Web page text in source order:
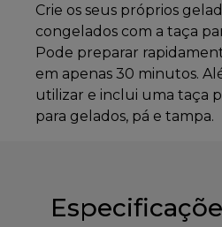
Crie os seus próprios
congelados com a taça
Pode preparar
em apenas 30 minutos.
utilizar e inclui uma taça
para gelados, pá e tampa.